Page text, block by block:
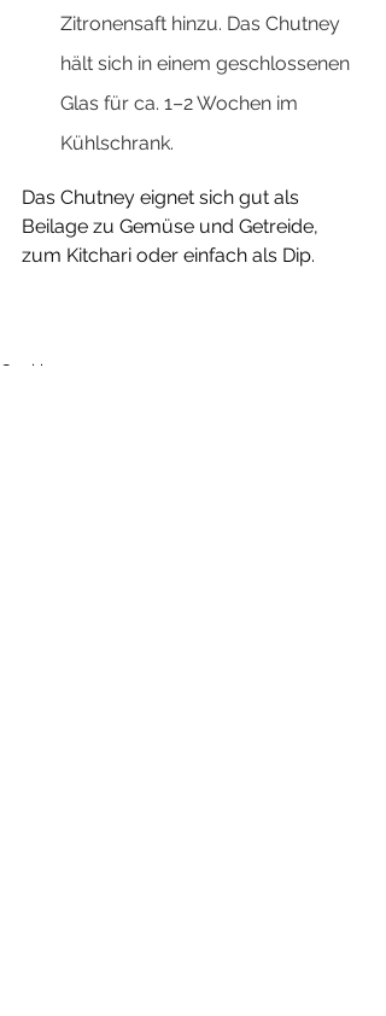
Zitronensaft hinzu. Das Chutney
hält sich in einem geschlossenen
Glas für ca. 1–2 Wochen im
Kühlschrank.
Das Chutney eignet sich gut als
Beilage zu Gemüse und Getreide,
zum Kitchari oder einfach als Dip.
Cooking